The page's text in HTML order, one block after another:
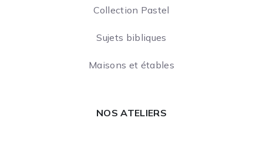
Collection Pastel
Sujets bibliques
Maisons et étables
NOS ATELIERS